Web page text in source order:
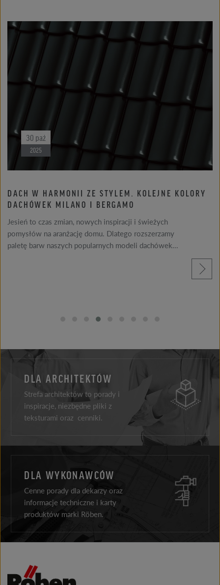
KOLEJNE KOLORY
inspiracji i świeżych
Dlatego rozszerzamy
modeli dachówek...
RÖBEN SPONSOREM
CEGLANEJ DLA
Związek Pracodawców
merytorycznym wsparciu
Polskich, zaprasza
architektonicznych...
DLA ARCHITEKTÓW
Strefa architektów to porady i
inspiracje, niezbędne pliki z
teksturami oraz cenniki.
DLA WYKONAWCÓW
Cenne porady dla dekarzy oraz
informacje techniczne i karty
produktów marki Röben.